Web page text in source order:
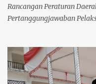
Rancangan Peraturan
Pertanggungjawaban
DPRD Pekanbaru, Senin
dipimpin secara langsung
Lahamid, didampingi